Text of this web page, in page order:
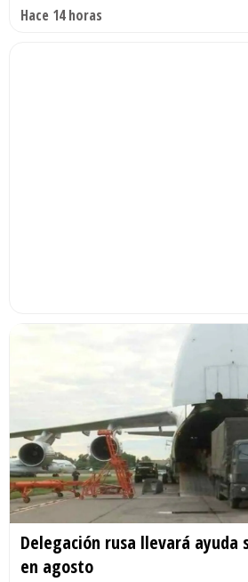
Hace 14 horas
Delegación rusa llevará ayuda
en agosto